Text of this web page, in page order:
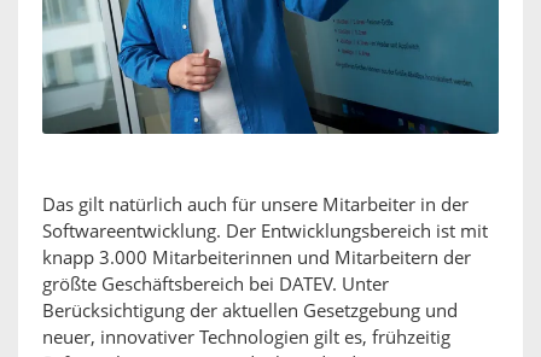
Das gilt natürlich auch für unsere Mitarbeiter in der
Softwareentwicklung. Der Entwicklungsbereich ist mit
knapp 3.000 Mitarbeiterinnen und Mitarbeitern der
größte Geschäftsbereich bei DATEV. Unter
Berücksichtigung der aktuellen Gesetzgebung und
neuer, innovativer Technologien gilt es, frühzeitig